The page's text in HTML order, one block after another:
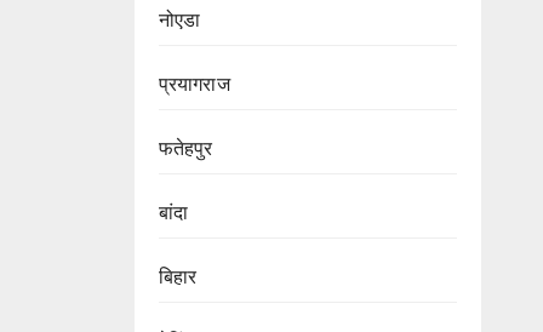
नोएडा
प्रयागराज
फतेहपुर
बांदा
बिहार